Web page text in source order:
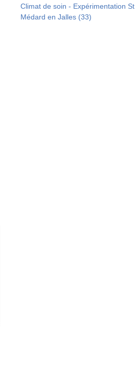
Climat de soin - Expérimentation St
Médard en Jalles (33)